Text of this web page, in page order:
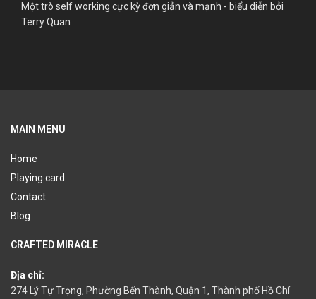
Một trò self working cực kỳ đơn giản và mạnh - biểu diễn bởi
Terry Quan
MAIN MENU
Home
Playing card
Contact
Blog
CRAFTED MIRACLE
Địa chỉ:
274 Lý Tự Trọng, Phường Bến Thành, Quận 1, Thành phố Hồ Chí